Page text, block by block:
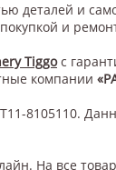
деталей и
и
Tiggoс
компании
8105110.
На все